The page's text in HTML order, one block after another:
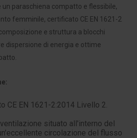
un paraschiena compatto e flessibile,
femminile, certificato CE EN 1621-2
e struttura a blocchi
dispersione di energia e ottime
CE EN 1621-2:2014 Livello 2.
situato all'interno del
circolazione del flusso